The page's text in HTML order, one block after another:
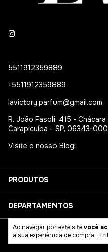
Ao navegar por este sitevocê
a sua experiência de compra.
5511912359889
+5511912359889
lavictory.parfum@gmail.com
R. João Fasoli, 415 - Chácara
Carapicuíba - SP, 06343-000
Visite o nosso Blog!
PRODUTOS
DEPARTAMENTOS
Newsletter